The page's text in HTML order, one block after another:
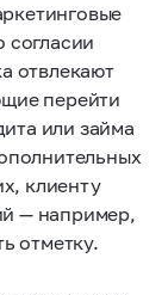
согласии
отвлекают
перейти
или займа
клиенту
— например,
отметку.